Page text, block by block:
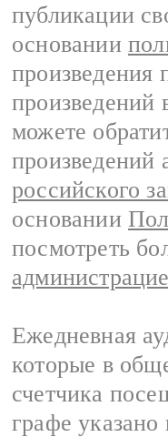
публикации
основании
произведения
произведений
можете
произведений
российского
основании
посмотреть
Ежедневная
которые в
счетчика
графе